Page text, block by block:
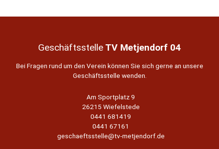
Geschäftsstelle TV Metjendorf 04
Bei Fragen rund um den Verein können Sie sich gerne an unsere
Geschäftsstelle wenden.
Am Sportplatz 9
26215 Wiefelstede
0441 681419
0441 67161
geschaeftsstelle@tv-metjendorf.de